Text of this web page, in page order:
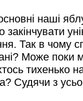
наші
закінчувати
Так в чому
Може поки
тихенько
Судячи з